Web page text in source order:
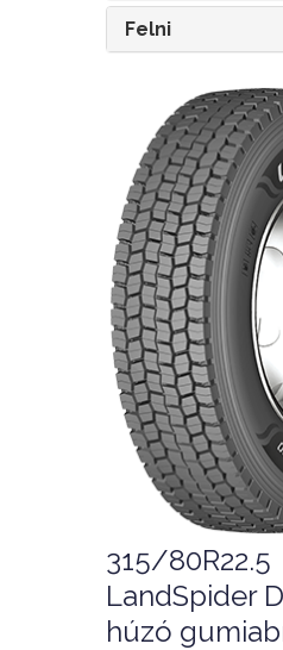
Felni
315/80R22.5
LandSpider
húzó